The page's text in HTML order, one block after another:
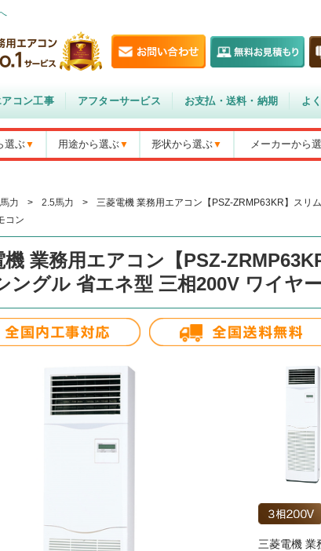
アコン工事 アフターサービス お支払・送料・納期 よ
選ぶ 用途から選ぶ 形状から選ぶ メーカーから
馬力 > 2.5馬力 >
三菱電機 業務用エアコン【PSZ-ZRMP63KR】スリ
コン
機 業務用エアコン【PSZ-
ングル 省エネ型 三相200V ワイヤ
三菱電機 業